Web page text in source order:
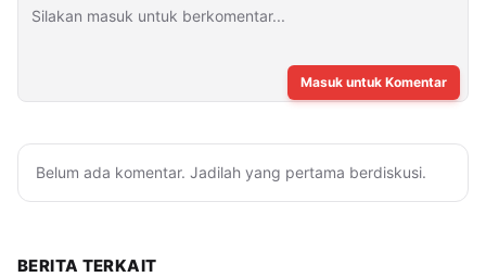
Masuk untuk Komentar
Belum ada komentar. Jadilah yang pertama berdiskusi.
BERITA TERKAIT